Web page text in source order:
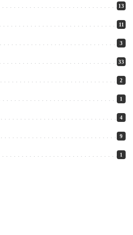
13
11
3
33
2
1
4
9
1